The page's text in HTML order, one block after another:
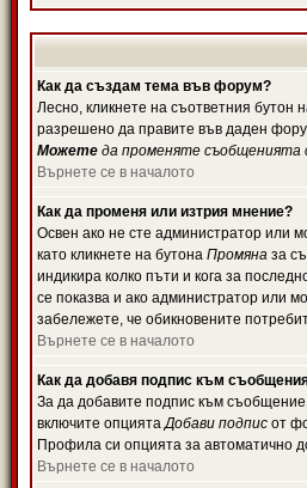
Как да създам тема във форум?
Лесно, кликнете на съответния бутон
разрешено да правите във даден
Можете да променяте съобщенията
Върнете се в началото
Как да променя или изтрия мнение?
Освен ако не сте администратор или
като кликнете на бутона Промяна за
индикира колко пъти и кога за
се показва и ако администратор или
забележете, че обикновените
Върнете се в началото
Как да добавя подпис към
За да добавите подпис към
включите опциятаДобави подпис от
Профила си опцията за автоматично
Върнете се в началото